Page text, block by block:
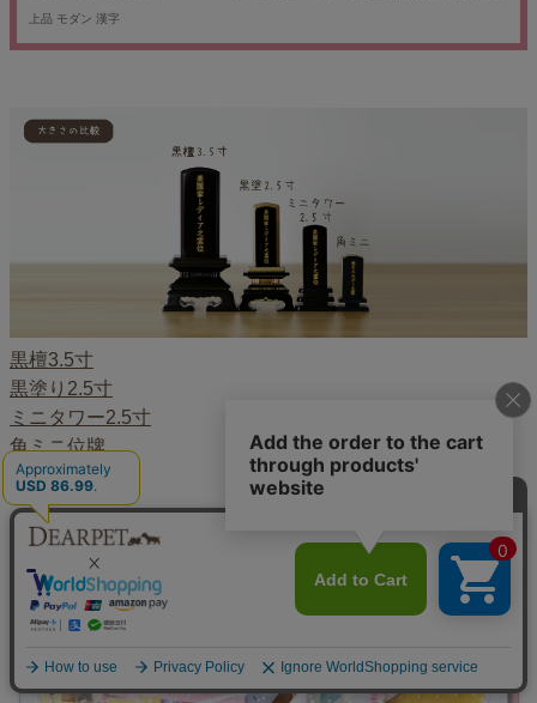
上品 モダン 漢字
黒檀3.5寸
黒塗り2.5寸
ミニタワー2.5寸
角ミニ位牌
こちらもございます